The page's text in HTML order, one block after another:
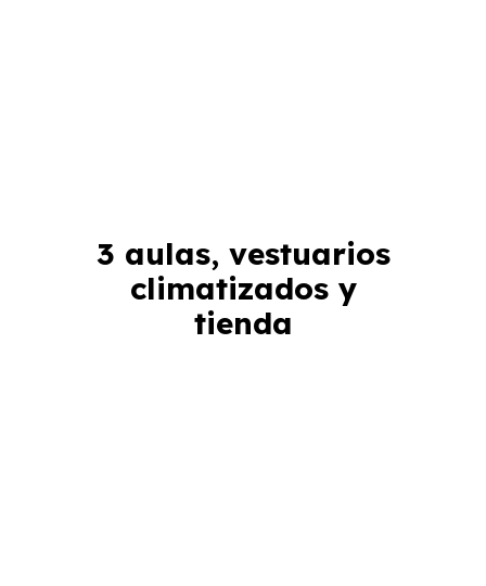
3 aulas, vestuarios
climatizados y
tienda